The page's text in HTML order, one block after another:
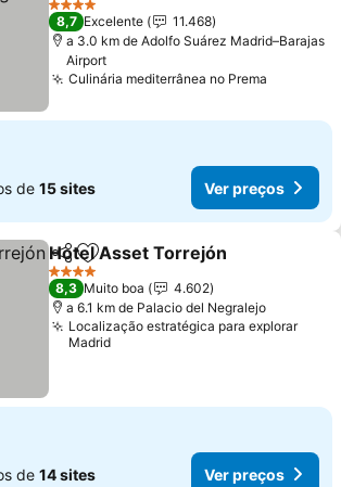
4 Estrelas
8,7 Excelente
11.468
a 3.0 km de Adolfo Suárez Madrid–Barajas
Airport
Culinária mediterrânea no Prema
de 15 sites Ver preços
PartilharAdicionar aos favoritos
Hotel Asset Torrejón
4 Estrelas
8,3 Muito boa
4.602
a 6.1 km de Palacio del Negralejo
Localização estratégica para explorar
Madrid
de 14 sites Ver preços